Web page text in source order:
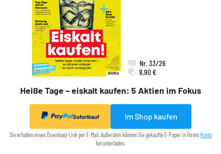
Heiße Tage – eiskalt kaufen: 5 Aktien im Fokus
Nr. 33/26
8,90 €
Sofortkauf Im Shop kaufen
Sie erhalten einen Download-Link per E-Mail. Außerdem können Sie gekaufte E-Paper in Ihrem Konto
herunterladen.